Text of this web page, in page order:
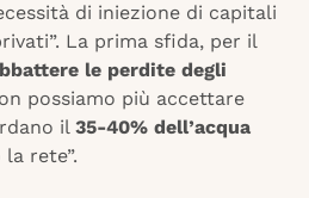
di iniezione di capitali
La prima sfida, per il
le perdite degli
possiamo più accettare
il 35-40% dell’acqua
rete”.